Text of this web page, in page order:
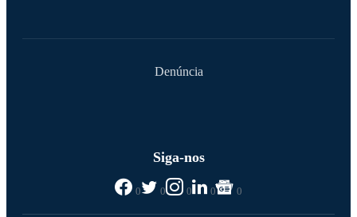
Denúncia
Siga-nos
0 0 0 0 0